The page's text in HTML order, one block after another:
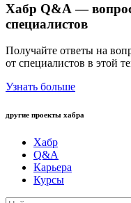
Хабр Q&A —
специалистов
Получайте ответы на
от специалистов в этой
Узнать больше
другие проекты хабра
Хабр
Q&A
Карьера
Курсы